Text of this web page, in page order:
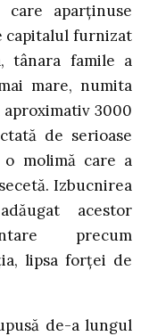
care aparţinuse
capitalul furnizat
tânara famile a
mare, numita
aproximativ 3000
de serioase
molimă care a
Izbucnirea
acestor
precum
lipsa forţei de
de-a lungul